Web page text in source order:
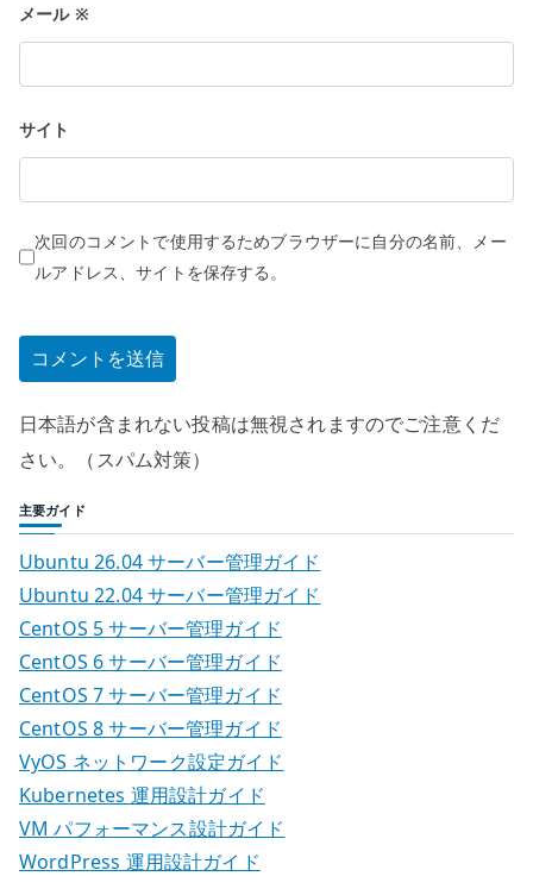
メール ※
サイト
次回のコメントで使用するためブラウザーに自分の名前、メー
ルアドレス、サイトを保存する。
日本語が含まれない投稿は無視されますのでご注意くだ
さい。（スパム対策）
主要ガイド
Ubuntu 26.04 サーバー管理ガイド
Ubuntu 22.04 サーバー管理ガイド
CentOS 5 サーバー管理ガイド
CentOS 6 サーバー管理ガイド
CentOS 7 サーバー管理ガイド
CentOS 8 サーバー管理ガイド
VyOS ネットワーク設定ガイド
Kubernetes 運用設計ガイド
VM パフォーマンス設計ガイド
WordPress 運用設計ガイド